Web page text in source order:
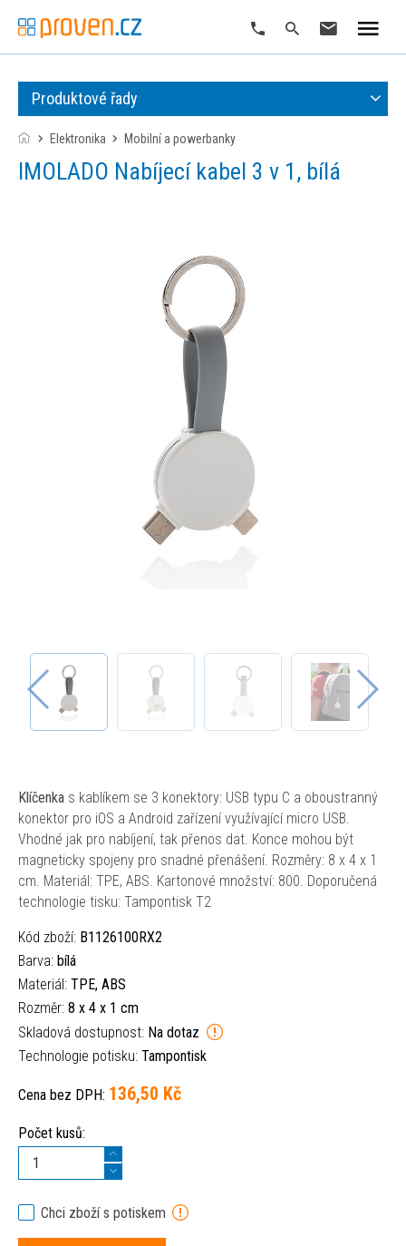
Produktové řady
Elektronika mobilní a powerbanky
IMOLADO Nabíjecí kabel 3 v 1, bílá
Klíčenka s kablíkem se 3 konektory: USB typu C a oboustranný
konektor pro iOS a Android zařízení využívající micro USB.
Vhodné jak pro nabíjení, tak přenos dat. Konce mohou být
magneticky spojeny pro snadné přenášení. Rozměry: 8 x 4 x 1
cm. Materiál: TPE, ABS. Kartonové množství: 800. Doporučená
technologie tisku: Tampontisk T2
Kód zboží: B1126100RX2
Barva: bílá
Materiál: TPE, ABS
Rozměr: 8 x 4 x 1 cm
Skladová dostupnost: Na dotaz
Technologie potisku: Tampontisk
Cena bez DPH: 136,50 Kč
Počet kusů:
Chci zboží s potiskem